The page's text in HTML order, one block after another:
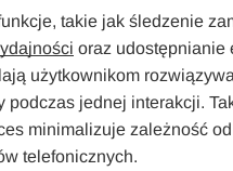
takie jak śledzenie
oraz udostępnianie
użytkownikom
podczas jednej interakcji.
minimalizuje zależność
telefonicznych.